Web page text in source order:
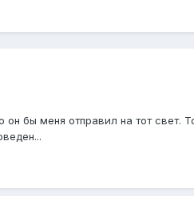
бы меня отправил на тот свет.